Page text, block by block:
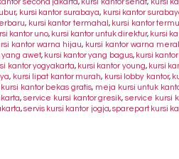
second jakarta, kursi kantor sehat, kursi
, kursi kantor surabaya, kursi kantor
, kursi kantor termahal , kursi kantor
kantor uno, kursi kantor untuk direktur, kursi
kantor warna hijau, kursi kantor warna
yang awet, kursi kantor yang bagus, kursi
kantor yogyakarta, kursi kantor young, kursi
, kursi lipat kantor murah, kursi lobby kantor,
kantor bekas gratis, meja kursi untuk
,service kursi kantor gresik,service kursi
,servis kursi kantor jogja,sparepart kursi